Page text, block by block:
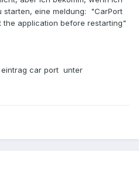
starten, eine meldung: "CarPort
the application before restarting"
eintrag car port unter